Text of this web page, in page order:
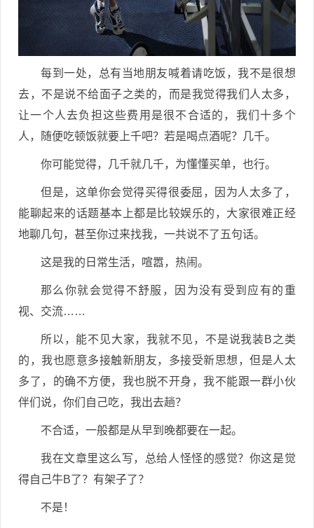
每到一处，总有当地朋友喊着请吃饭，我不是很想
去，不是说不给面子之类的，而是我觉得我们人太多，
让一个人去负担这些费用是很不合适的，我们十多个
人，随便吃顿饭就要上千吧？若是喝点酒呢？几千。
你可能觉得，几千就几千，为懂懂买单，也行。
但是，这单你会觉得买得很委屈，因为人太多了，
能聊起来的话题基本上都是比较娱乐的，大家很难正经
地聊几句，甚至你过来找我，一共说不了五句话。
这是我的日常生活，喧嚣，热闹。
那么你就会觉得不舒服，因为没有受到应有的重
视、交流……
所以，能不见大家，我就不见，不是说我装B之类
的，我也愿意多接触新朋友，多接受新思想，但是人太
多了，的确不方便，我也脱不开身，我不能跟一群小伙
伴们说，你们自己吃，我出去趟？
不合适，一般都是从早到晚都要在一起。
我在文章里这么写，总给人怪怪的感觉？你这是觉
得自己牛B了？有架子了？
不是！